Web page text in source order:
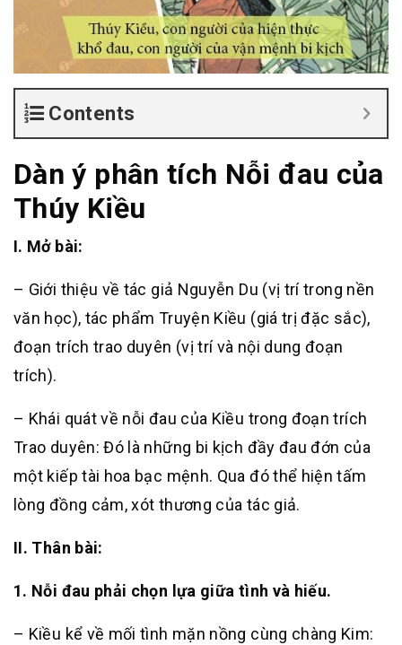
Contents
Dàn ý phân tích Nỗi đau của
Thúy Kiều
I. Mở bài:
– Giới thiệu về tác giả Nguyễn Du (vị trí trong nền
văn học), tác phẩm Truyện Kiều (giá trị đặc sắc),
đoạn trích trao duyên (vị trí và nội dung đoạn
trích).
– Khái quát về nỗi đau của Kiều trong đoạn trích
Trao duyên: Đó là những bi kịch đầy đau đớn của
một kiếp tài hoa bạc mệnh. Qua đó thể hiện tấm
lòng đồng cảm, xót thương của tác giả.
II. Thân bài:
1. Nỗi đau phải chọn lựa giữa tình và hiếu.
– Kiều kể về mối tình mặn nồng cùng chàng Kim: